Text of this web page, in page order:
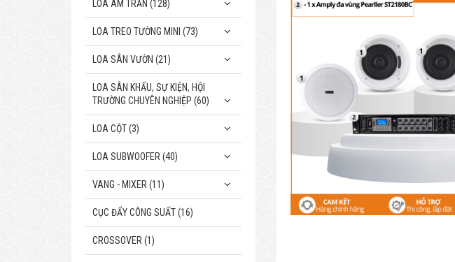
LOA ÂM TRẦN (128)
LOA TREO TƯỜNG MINI (73)
LOA SÂN VƯỜN (21)
LOA SÂN KHẤU, SỰ KIỆN, HỘI
TRƯỜNG CHUYÊN NGHIỆP (60)
LOA CỘT (3)
LOA SUBWOOFER (40)
VANG - MIXER (11)
CỤC ĐẨY CÔNG SUẤT (16)
CROSSOVER (1)